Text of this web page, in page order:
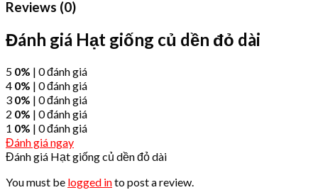
Reviews (0)
Đánh giá Hạt giống củ dền đỏ dài
5 0% | 0 đánh giá
4 0% | 0 đánh giá
3 0% | 0 đánh giá
2 0% | 0 đánh giá
1 0% | 0 đánh giá
Đánh giá ngay
Đánh giá Hạt giống củ dền đỏ dài
You must be logged into post a review.